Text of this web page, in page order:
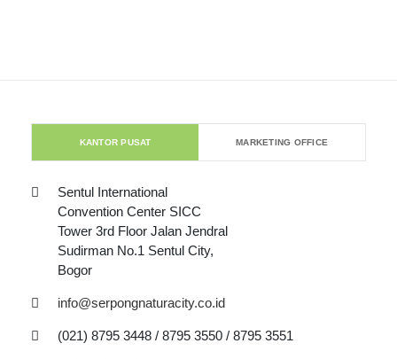
KANTOR PUSAT MARKETING OFFICE
Sentul International
Convention Center SICC
Tower 3rd Floor Jalan Jendral
Sudirman No.1 Sentul City,
Bogor
info@serpongnaturacity.co.id
(021) 8795 3448 / 8795 3550 / 8795 3551